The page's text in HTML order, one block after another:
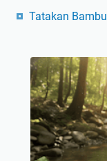
Tatakan Bambu